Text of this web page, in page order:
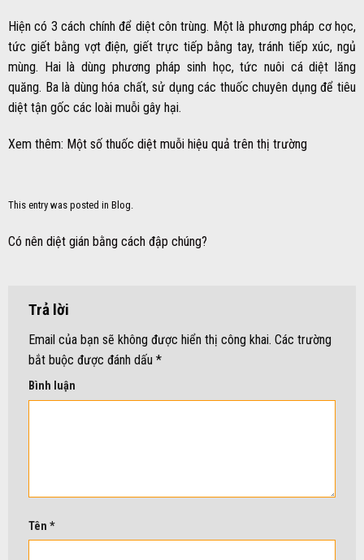
Hiện có 3 cách chính để diệt côn trùng. Một là phương pháp cơ học,
tức giết bằng vợt điện, giết trực tiếp bằng tay, tránh tiếp xúc, ngủ
mùng. Hai là dùng phương pháp sinh học, tức nuôi cá diệt lăng
quăng. Ba là dùng hóa chất, sử dụng các thuốc chuyên dụng để tiêu
diệt tận gốc các loài muỗi gây hại.
Xem thêm: Một số thuốc diệt muỗi hiệu quả trên thị trường
This entry was posted in Blog
Có nên diệt gián bằng cách đập chúng?
Trả lời
Email của bạn sẽ không được hiển thị công khai. Các trường
bắt buộc được đánh dấu *
Bình luận
Tên *